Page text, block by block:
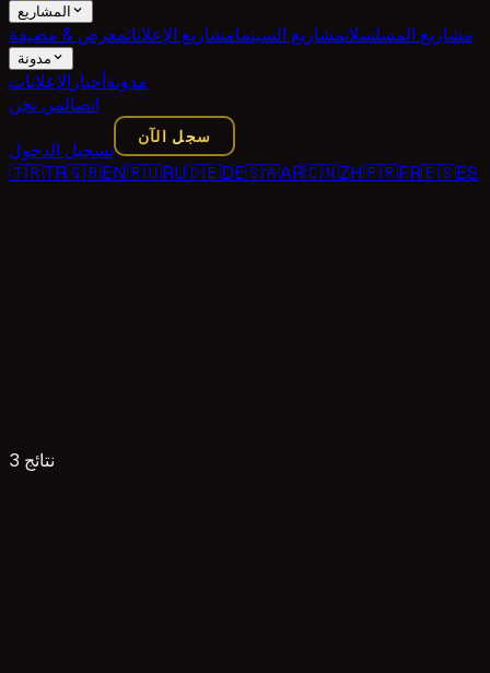
المشاريع
مشاريع المسلسلاتمشاريع السينمامشاريع الإعلاناتمعرض & مضيفة
مدونة
مدونةأخبار الإعلانات
اتصالمن نحن
تسجيل الدخول
سجل الآن
🇹🇷TR🇬🇧EN🇷🇺RU🇩🇪DE🇸🇦AR🇨🇳ZH🇫🇷FR🇪🇸ES
3 نتائج